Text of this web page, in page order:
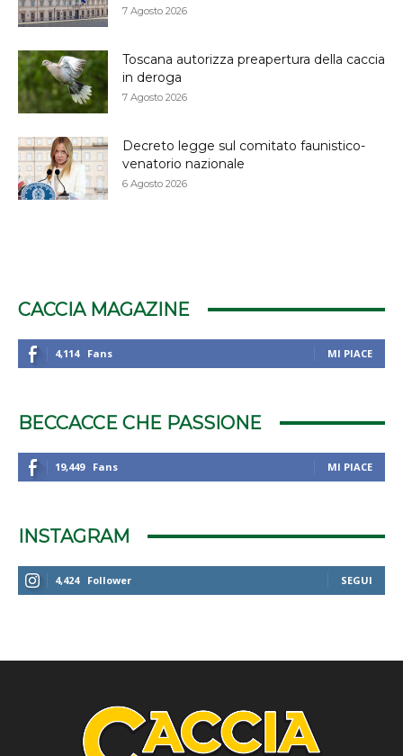
7 Agosto 2026
Toscana autorizza preapertura della caccia
in deroga
7 Agosto 2026
Decreto legge sul comitato faunistico-
venatorio nazionale
6 Agosto 2026
CACCIA MAGAZINE
4,114 Fans MI PIACE
BECCACCE CHE PASSIONE
19,449 Fans MI PIACE
INSTAGRAM
4,424 Follower SEGUI